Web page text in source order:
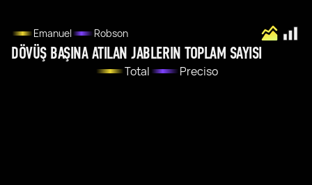
Emanuel Robson
DÖVÜŞ BAŞINA ATILAN JABLERIN TOPLAM SAYISI
Total Preciso